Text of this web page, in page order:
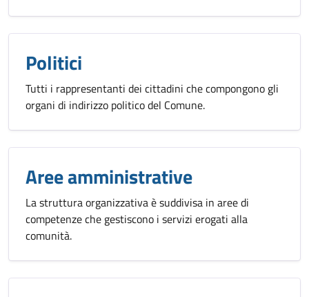
Politici
Tutti i rappresentanti dei cittadini che compongono gli
organi di indirizzo politico del Comune.
Aree amministrative
La struttura organizzativa è suddivisa in aree di
competenze che gestiscono i servizi erogati alla
comunità.